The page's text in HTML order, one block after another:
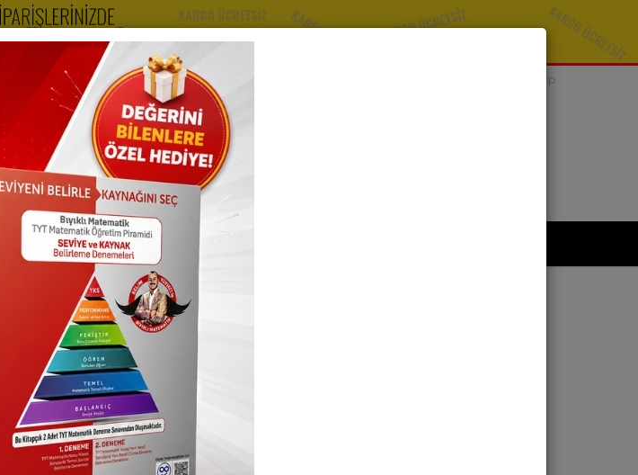
Sipariş Takip
Setler Videolarımız
Tyt Matematik Soru Bankası Miray Yayınları
Kargo Aynı Gün Kargo
İndirim
TL